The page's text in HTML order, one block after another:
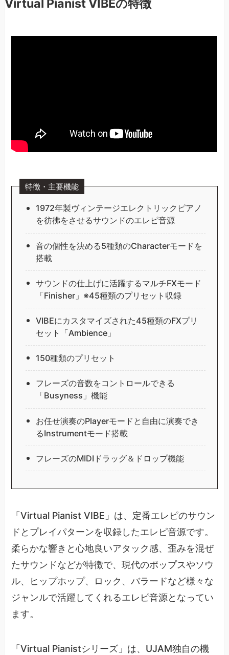
Virtual Pianist VIBEの特徴
特徴・主要機能
1972年製ヴィンテージエレクトリックピアノ
を彷彿をさせるサウンドのエレピ音源
音の個性を決める5種類のCharacterモードを
搭載
サウンドの仕上げに活躍するマルチFXモード
「Finisher」※45種類のプリセット収録
VIBEにカスタマイズされた45種類のFXプリ
セット「Ambience」
150種類のプリセット
フレーズの音数をコントロールできる
「Busyness」機能
お任せ演奏のPlayerモードと自由に演奏でき
るInstrumentモード搭載
フレーズのMIDIドラッグ＆ドロップ機能
「Virtual Pianist VIBE」は、定番エレピのサウン
ドとプレイパターンを収録したエレピ音源です。
柔らかな響きと心地良いアタック感、歪みを混ぜ
たサウンドなどが特徴で、現代のポップスやソウ
ル、ヒップホップ、ロック、バラードなど様々な
ジャンルで活躍してくれるエレピ音源となってい
ます。
「Virtual Pianistシリーズ」は、UJAM独自の機